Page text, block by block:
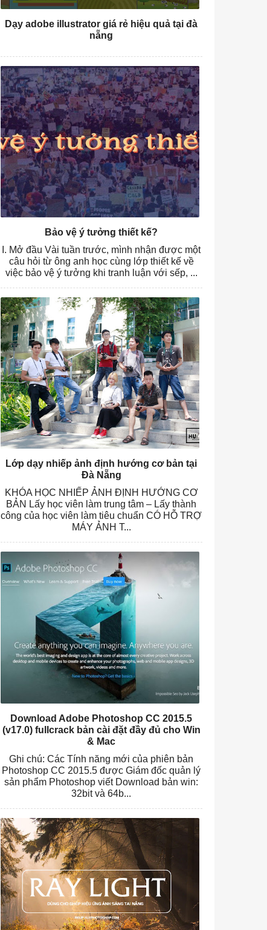
Dạy adobe illustrator giá rẻ hiệu quả tại đà
nẵng
Bảo vệ ý tưởng thiết kế?
I. Mở đầu Vài tuần trước, mình nhận được một
câu hỏi từ ông anh học cùng lớp thiết kế về
việc bảo vệ ý tưởng khi tranh luận với sếp, ...
Lớp dạy nhiếp ảnh định hướng cơ bản tại
Đà Nẵng
KHÓA HỌC NHIẾP ẢNH ĐỊNH HƯỚNG CƠ
BẢN Lấy học viên làm trung tâm – Lấy thành
công của học viên làm tiêu chuẩn CÓ HỖ TRỢ
MÁY ẢNH T...
Download Adobe Photoshop CC 2015.5
(v17.0) fullcrack bản cài đặt đầy đủ cho Win
& Mac
Ghi chú: Các Tính năng mới của phiên bản
Photoshop CC 2015.5 được Giám đốc quản lý
sản phẩm Photoshop viết Download bản win:
32bit và 64b...